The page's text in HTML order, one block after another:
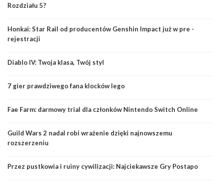
Rozdziału 5?
Honkai: Star Rail od producentów Genshin Impact już w pre -
rejestracji
Diablo IV: Twoja klasa, Twój styl
7 gier prawdziwego fana klocków lego
Fae Farm: darmowy trial dla członków Nintendo Switch Online
Guild Wars 2 nadal robi wrażenie dzięki najnowszemu
rozszerzeniu
Przez pustkowia i ruiny cywilizacji: Najciekawsze Gry Postapo